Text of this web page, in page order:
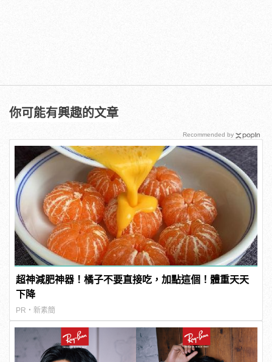
你可能有興趣的文章
超神減肥神器！橘子不要直接吃，加點這個！體重天天
下降
PR・新素簡
Recommended by